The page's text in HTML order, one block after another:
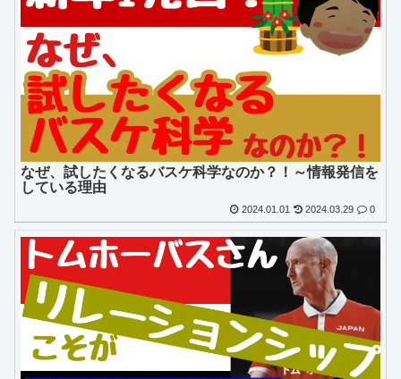
なぜ、試したくなるバスケ科学なのか？！～情報発信を
している理由
2024.01.01 2024.03.29 0